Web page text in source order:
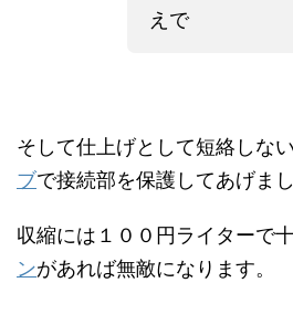
えで
そして仕上げとして短絡しな
ブで接続部を保護してあげまし
収縮には１００円ライターで十
ンがあれば無敵になります。